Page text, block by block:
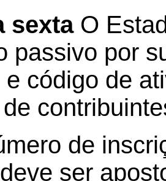
sexta O
passivo por
e código de
de
ser